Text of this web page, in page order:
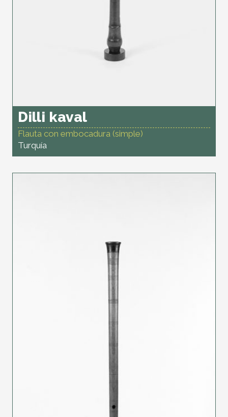
Dilli kaval
Flauta con embocadura (simple)
Turquía